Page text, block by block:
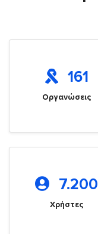
161
Οργανώσεις
7.200
Χρήστες